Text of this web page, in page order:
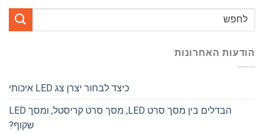
הודעות האחרונות
כיצד לבחור יצרן צג LED איכותי
הבדלים בין מסך סרט LED, מסך סרט קריסטל, ומסך LED
שקוף?